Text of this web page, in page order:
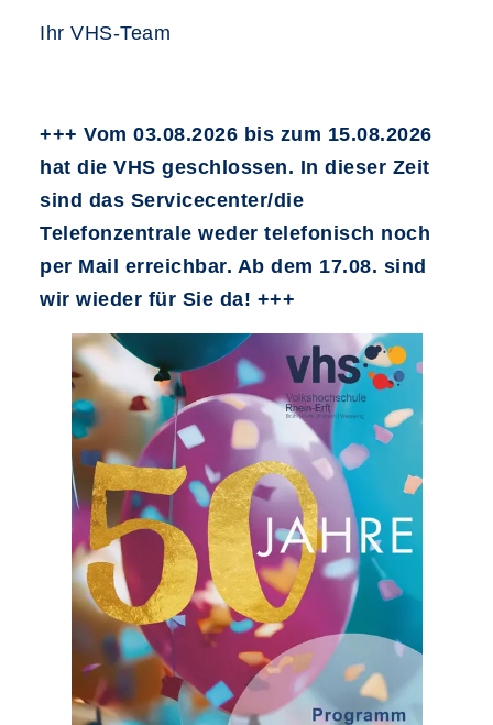
Ihr VHS-Team
+++ Vom 03.08.2026 bis zum 15.08.2026
hat die VHS geschlossen. In dieser Zeit
sind das Servicecenter/die
Telefonzentrale weder telefonisch noch
per Mail erreichbar. Ab dem 17.08. sind
wir wieder für Sie da! +++